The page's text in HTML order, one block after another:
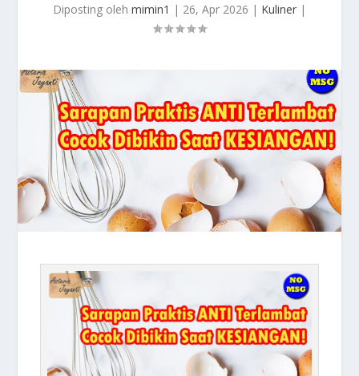
Diposting oleh mimin1 | 26, Apr 2026 | Kuliner |